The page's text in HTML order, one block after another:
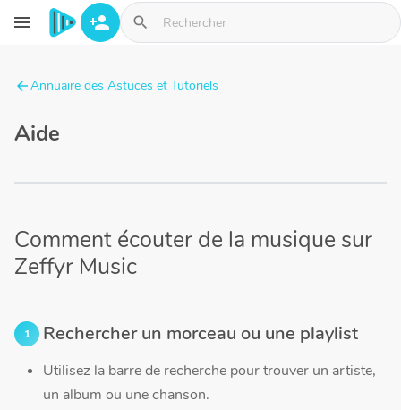
Aller au contenu principal
menu person_add search
arrow_backAnnuaire des Astuces et Tutoriels
Aide
Comment écouter de la musique sur
Zeffyr Music
Rechercher un morceau ou une playlist
Utilisez la barre de recherche pour trouver un artiste,
un album ou une chanson.